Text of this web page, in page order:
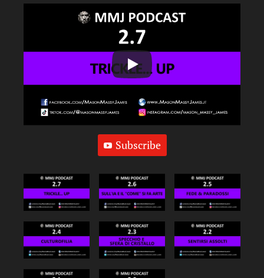
Visione & Coraggio.
Subscribe